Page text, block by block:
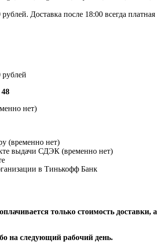
Доставка после 18:00 всегда платная
рублей
нет)
(временно нет)
выдачи СДЭК (временно нет)
в Тинькофф Банк
только стоимость доставки, а
на следующий рабочий день.